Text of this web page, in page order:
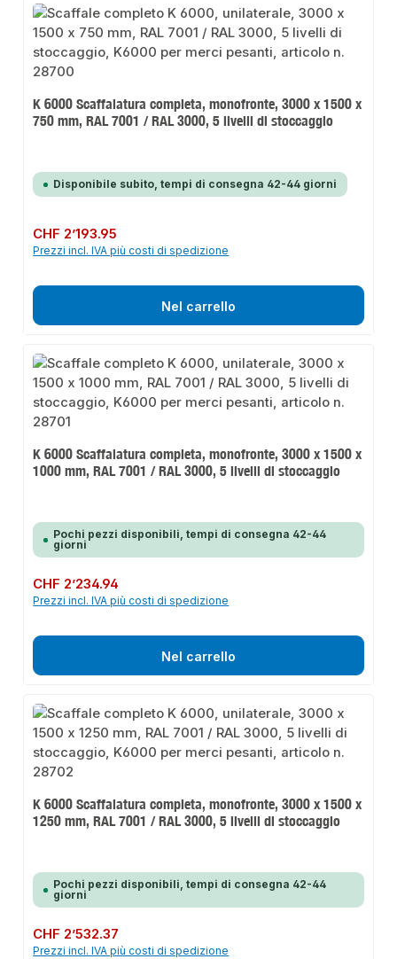
K 6000 Scaffalatura completa, monofronte, 3000 x 1500 x
750 mm, RAL 7001 / RAL 3000, 5 livelli di stoccaggio
Disponibile subito, tempi di consegna 42-44 giorni
Prezzo normale:
CHF 2’193.95
Prezzi incl. IVA più costi di spedizione
Nel carrello
K 6000 Scaffalatura completa, monofronte, 3000 x 1500 x
1000 mm, RAL 7001 / RAL 3000, 5 livelli di stoccaggio
Pochi pezzi disponibili, tempi di consegna 42-44
giorni
Prezzo normale:
CHF 2’234.94
Prezzi incl. IVA più costi di spedizione
Nel carrello
K 6000 Scaffalatura completa, monofronte, 3000 x 1500 x
1250 mm, RAL 7001 / RAL 3000, 5 livelli di stoccaggio
Pochi pezzi disponibili, tempi di consegna 42-44
giorni
Prezzo normale:
CHF 2’532.37
Prezzi incl. IVA più costi di spedizione